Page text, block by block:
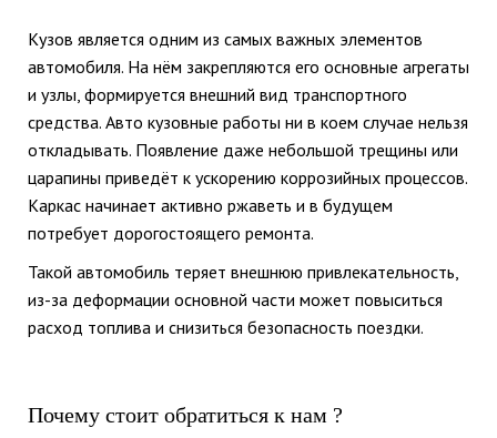
Кузов является одним из самых важных элементов
автомобиля. На нём закрепляются его основные агрегаты
и узлы, формируется внешний вид транспортного
средства. Авто кузовные работы ни в коем случае нельзя
откладывать. Появление даже небольшой трещины или
царапины приведёт к ускорению коррозийных процессов.
Каркас начинает активно ржаветь и в будущем
потребует дорогостоящего ремонта.
Такой автомобиль теряет внешнюю привлекательность,
из-за деформации основной части может повыситься
расход топлива и снизиться безопасность поездки.
Почему стоит обратиться к нам ?